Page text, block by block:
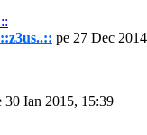
pe 27 Dec
30 Ian 2015, 15:39